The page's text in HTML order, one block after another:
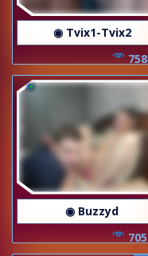
◉ Tvix1-Tvix2
758
◉ Buzzyd
705